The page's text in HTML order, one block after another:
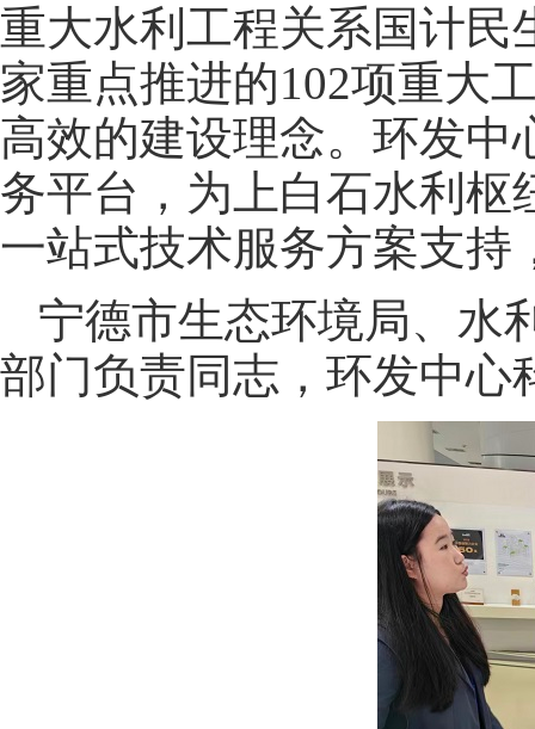
重大水利工程关系国计民
家重点推进的102项重大
高效的建设理念。环发中
务平台，为上白石水利枢
一站式技术服务方案支持
宁德市生态环境局、水
部门负责同志，环发中心